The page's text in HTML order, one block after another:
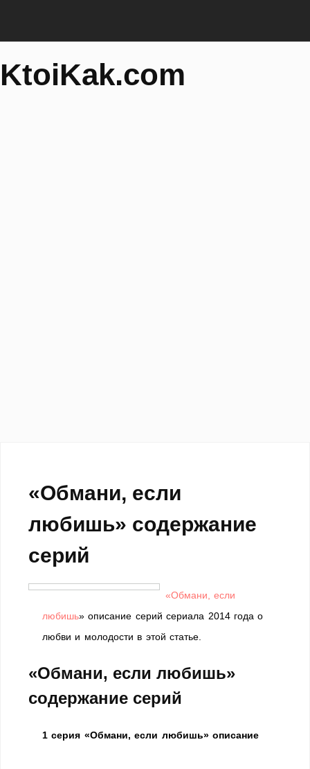
KtoiKak.com
«Обмани, если
любишь» содержание
серий
«Обмани, если
любишь» описание серий сериала 2014 года о
любви и молодости в этой статье.
«Обмани, если любишь»
содержание серий
1 серия «Обмани, если любишь» описание